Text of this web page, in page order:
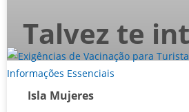
Isla Mujeres
Talvez te